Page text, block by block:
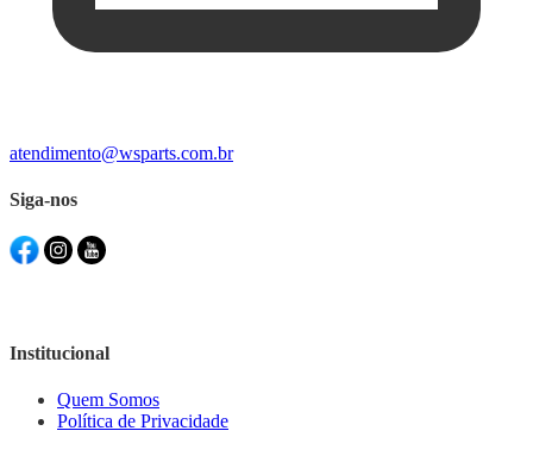
atendimento@wsparts.com.br
Siga-nos
Institucional
Quem Somos
Política de Privacidade